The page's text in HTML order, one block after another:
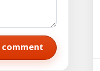
comment